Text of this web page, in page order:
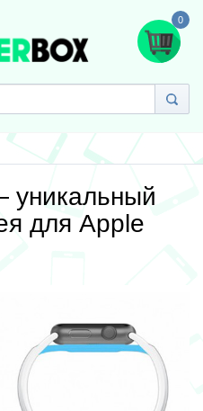
0
уникальный
для Apple